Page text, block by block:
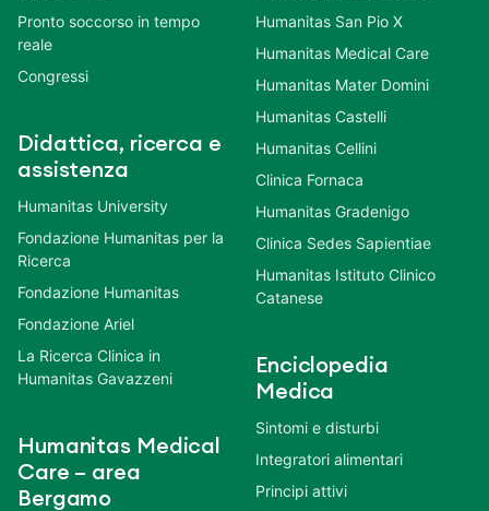
Pronto soccorso in tempo
reale
Congressi
Didattica, ricerca e
assistenza
Humanitas University
Fondazione Humanitas per la
Ricerca
Fondazione Humanitas
Fondazione Ariel
La Ricerca Clinica in
Humanitas Gavazzeni
Humanitas Medical
Care – area
Bergamo
Humanitas San Pio X
Humanitas Medical Care
Humanitas Mater Domini
Humanitas Castelli
Humanitas Cellini
Clinica Fornaca
Humanitas Gradenigo
Clinica Sedes Sapientiae
Humanitas Istituto Clinico
Catanese
Enciclopedia
Medica
Sintomi e disturbi
Integratori alimentari
Principi attivi